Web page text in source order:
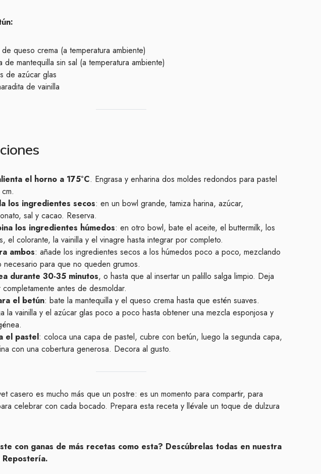
queso crema (a temperatura ambiente)
mantequilla sin sal (a temperatura ambiente)
de azúcar glas
de vainilla
el horno a 175°C. Engrasa y enharina dos moldes redondos para pastel
los ingredientes secos: en un bowl grande, tamiza harina, azúcar,
sal y cacao. Reserva.
los ingredientes húmedos: en otro bowl, bate el aceite, el buttermilk, los
el colorante, la vainilla y el vinagre hasta integrar por completo.
ambos: añade los ingredientes secos a los húmedos poco a poco, mezclando
necesario para que no queden grumos.
durante 30-35 minutos, o hasta que al insertar un palillo salga limpio. Deja
completamente antes de desmoldar.
el betún: bate la mantequilla y el queso crema hasta que estén suaves.
la vainilla y el azúcar glas poco a poco hasta obtener una mezcla esponjosa y
el pastel: coloca una capa de pastel, cubre con betún, luego la segunda capa,
con una cobertura generosa. Decora al gusto.
casero es mucho más que un postre: es un momento para compartir, para
celebrar con cada bocado. Prepara esta receta y llévale un toque de dulzura
con ganas de más recetas como esta? Descúbrelas todas en nuestra